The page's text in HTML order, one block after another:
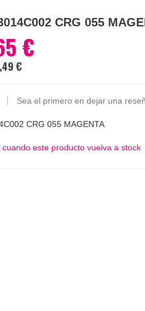
CRG 055
€
€
Sea el primero en dejar una
CRG 055 MAGENTA
cuando este producto vuelva a stock